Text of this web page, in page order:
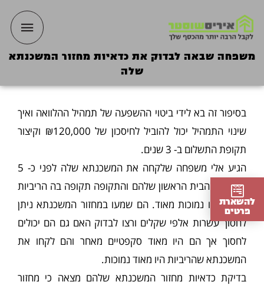
לתוכן
ראשי
משפחה שבאה לבדוק את כדאיות מחזור המשכנתא
שלה
בסיפור זה בא לידי ביטוי ההשפעה של תמהיל ההלוואה ואיך
שינוי התמהיל יכול להוביל לחיסכון של ₪120,000 וקיצור
תקופת התשלום ב- 3 שנים.
הגיע אלי משפחה שלקחה את המשכנתא שלה לפני כ- 5
שנים זהו הבית הראשון שלהם והתקופה תקופה בה הריביות
במשק היו נמוכות מאוד. הם שמעו במחזור המשכנתא ניתן
לחסוך עשרות אלפי שקלים ורצו לבדוק האם גם הם יכולים
לחסוך אך הם היו מאוד סקפטיים מאחר והם לקחו את
המשכנתא שהריביות היו מאוד נמוכות.
בדיקת כדאיות מחזור המשכנתא שלהם מצאה כי מחזור
להשארת
פרטים